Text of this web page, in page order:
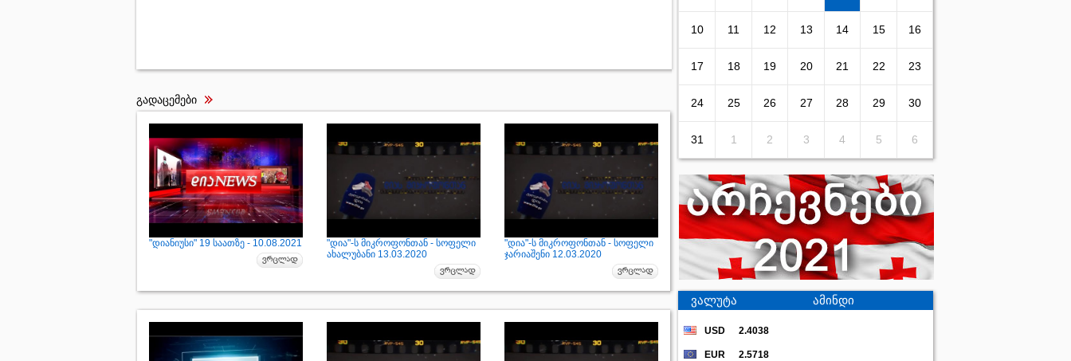
გადაცემები
"დიანიუსი" 19 საათზე - 10.08.2021
"დია"-ს მიკროფონთან - სოფელი
ახალუბანი 13.03.2020
"დია"-ს მიკროფონთან - სოფელი
ჯარიაშენი 12.03.2020
10 11 12 13 14 15 16
17 18 19 20 21 22 23
24 25 26 27 28 29 30
31 1 2 3 4 5 6
ვალუტა ამინდი
USD 2.4038
EUR 2.5718